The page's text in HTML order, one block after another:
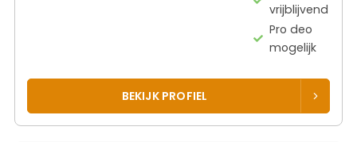
vrijblijvend
Pro deo
mogelijk
BEKIJK PROFIEL